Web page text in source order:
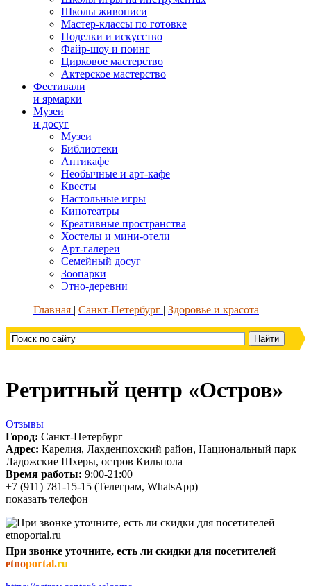
Школы живописи
Мастер-классы по готовке
Поделки и искусство
Файр-шоу и поинг
Цирковое мастерство
Актерское мастерство
Фестивали
и ярмарки
Музеи
и досуг
Музеи
Библиотеки
Антикафе
Необычные и арт-кафе
Квесты
Настольные игры
Кинотеатры
Креативные пространства
Хостелы и мини-отели
Арт-галереи
Семейный досуг
Зоопарки
Этно-деревни
Главная
Санкт-Петербург Здоровье и красота
Ретритный центр «Остров»
Отзывы
Город: Санкт-Петербург
Адрес: Карелия, Лахденпохский район, Национальный парк
Ладожские Шхеры, остров Кильпола
Время работы: 9:00-21:00
+7 (911) 781-15-15 (Телеграм, WhatsApp)
показать телефон
При звонке уточните, есть ли скидки для посетителей
etnoportal.ru